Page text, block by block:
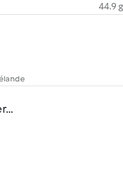
44.9 g